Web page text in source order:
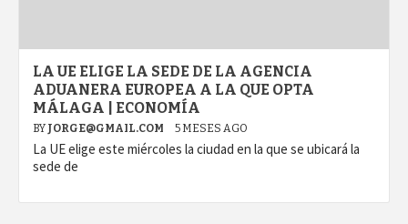
LA UE ELIGE LA SEDE DE LA AGENCIA
ADUANERA EUROPEA A LA QUE OPTA
MÁLAGA | ECONOMÍA
BY JORGE@GMAIL.COM 5 MESES AGO
La UE elige este miércoles la ciudad en la que se ubicará la
sede de